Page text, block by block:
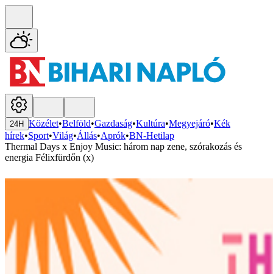
24H Közélet•Belföld•Gazdaság•Kultúra•Megyejáró•Kék
hírek•Sport•Világ•Állás•Aprók•BN-Hetilap
Thermal Days x Enjoy Music: három nap zene, szórakozás és
energia Félixfürdőn (x)